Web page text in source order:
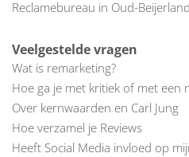
Reclamebureau in Oud-Beijerland
Veelgestelde vragen
Wat is remarketing?
Hoe ga je met kritiek of met een
Over kernwaarden en Carl Jung
Hoe verzamel je Reviews
Heeft Social Media invloed op